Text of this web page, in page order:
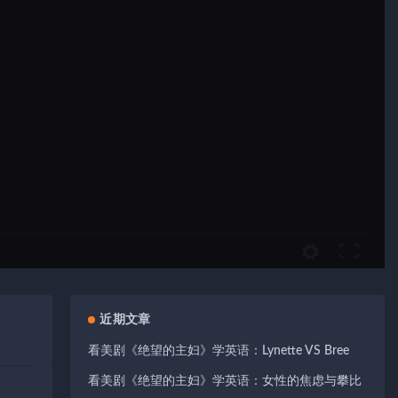
近期文章
看美剧《绝望的主妇》学英语：Lynette VS Bree
看美剧《绝望的主妇》学英语：女性的焦虑与攀比